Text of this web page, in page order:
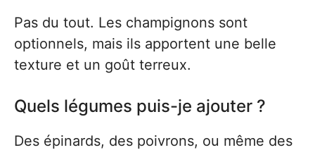
Pas du tout. Les champignons sont
optionnels, mais ils apportent une belle
texture et un goût terreux.
Quels légumes puis-je ajouter ?
Des épinards, des poivrons, ou même des